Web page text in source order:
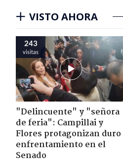
VISTO AHORA
243
visitas
"Delincuente" y "señora
de feria": Campillai y
Flores protagonizan duro
enfrentamiento en el
Senado